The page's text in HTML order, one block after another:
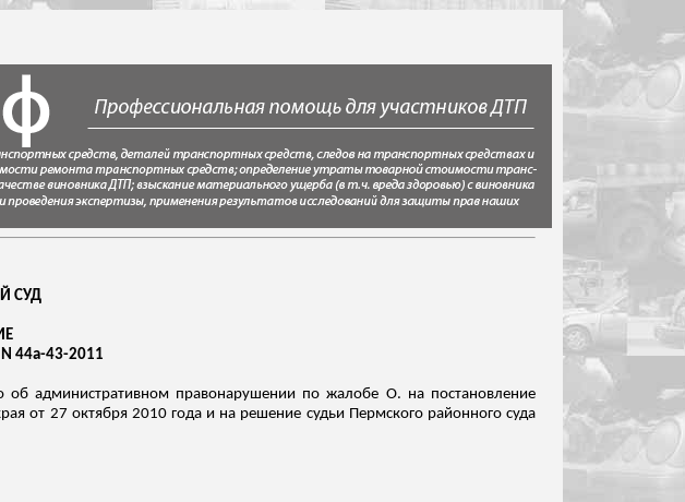
СУД
N 44а-43-2011
об административном правонарушении по жалобе О. на постановление
от 27 октября 2010 года и на решение судьи Пермского районного суда